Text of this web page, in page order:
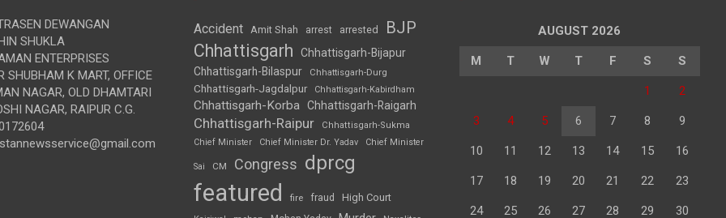
DEWANGAN
SHUKLA
ENTERPRISES
SHUBHAM K MART, OFFICE
NAGAR, OLD DHAMTARI
NAGAR, RAIPUR C.G.
Accident Amit Shah arrest arrested BJP
Chhattisgarh
Chhattisgarh-Bijapur
Chhattisgarh-Bilaspur
Chhattisgarh-Durg
Chhattisgarh-Jagdalpur Chhattisgarh-Kabirdham
Chhattisgarh-Korba Chhattisgarh-Raigarh
Chhattisgarh-Raipur
Chhattisgarh-Sukma
Chief Minister
Chief Minister Dr. Yadav Chief Minister
Sai CM Congress dprcg
featured fire fraud High Court
AUGUST 2026
M T W T F S S
1 2
3 4 5 6 7 8 9
10 11 12 13 14 15 16
17 18 19 20 21 22 23
24 25 26 27 28 29 30